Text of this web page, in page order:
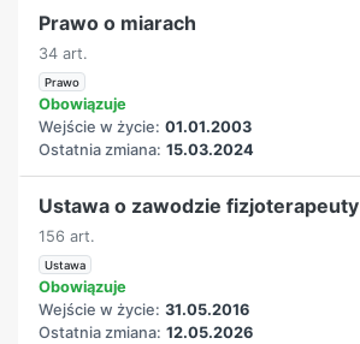
Prawo o miarach
34 art.
Prawo
Obowiązuje
Wejście w życie: 01.01.2003
Ostatnia zmiana: 15.03.2024
Ustawa o zawodzie fizjoterapeuty
156 art.
Ustawa
Obowiązuje
Wejście w życie: 31.05.2016
Ostatnia zmiana: 12.05.2026